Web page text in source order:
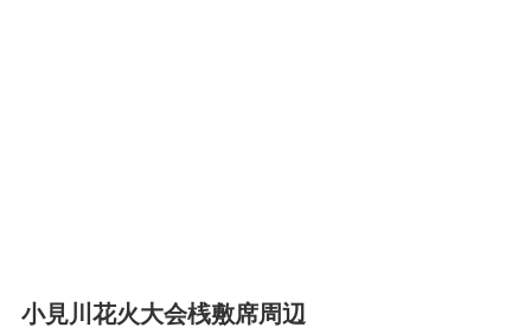
小見川花火大会桟敷席周辺